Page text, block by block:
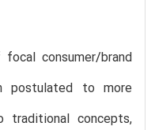
consumer/brand
postulated to more
traditional concepts,